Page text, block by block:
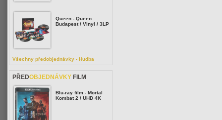
Queen - Queen
Budapest / Vinyl / 3LP
Všechny předobjednávky - Hudba
PŘEDOBJEDNÁVKY FILM
Blu-ray film - Mortal
Kombat 2 / UHD 4K